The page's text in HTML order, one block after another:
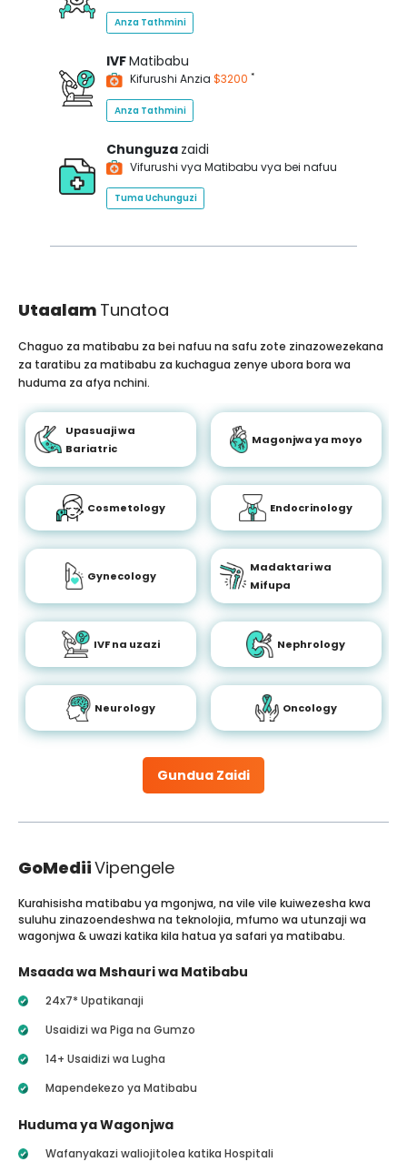
Anza Tathmini
IVFMatibabu
Kifurushi Anzia $3200 *
Anza Tathmini
Chunguza zaidi
Vifurushi vya Matibabu vya bei nafuu
Tuma Uchunguzi
Utaalam Tunatoa
Gundua Zaidi
Chaguo za matibabu za bei nafuu na safu zote zinazowezekana
za taratibu za matibabu za kuchagua zenye ubora bora wa
huduma za afya nchini.
Upasuaji wa
Bariatric
Magonjwa ya moyo
Cosmetology Endocrinology
Gynecology
Madaktari wa
Mifupa
IVF na uzazi Nephrology
Neurology Oncology
GoMediiVipengele
Kurahisisha matibabu ya mgonjwa, na vile vile kuiwezesha kwa
suluhu zinazoendeshwa na teknolojia, mfumo wa utunzaji wa
wagonjwa & uwazi katika kila hatua ya safari ya matibabu.
Msaada wa Mshauri wa Matibabu
24x7* Upatikanaji
Usaidizi wa Piga na Gumzo
14+ Usaidizi wa Lugha
Mapendekezo ya Matibabu
Huduma ya Wagonjwa
Wafanyakazi waliojitolea katika Hospitali